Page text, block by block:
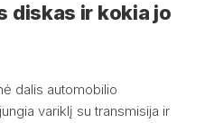
diskas ir kokia jo
dalis automobilio
variklį su transmisija ir